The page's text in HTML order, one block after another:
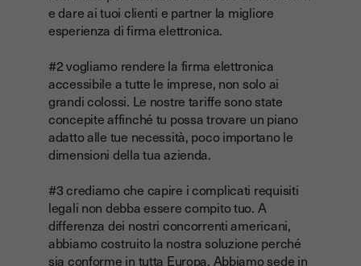
e dare ai tuoi clienti e partner la migliore
esperienza di firma elettronica.
#2 vogliamo rendere la firma elettronica
accessibile a tutte le imprese, non solo ai
grandi colossi. Le nostre tariffe sono state
concepite affinché tu possa trovare un piano
adatto alle tue necessità, poco importano le
dimensioni della tua azienda.
#3 crediamo che capire i complicati requisiti
legali non debba essere compito tuo. A
differenza dei nostri concorrenti americani,
abbiamo costruito la nostra soluzione perché
sia conforme in tutta Europa. Abbiamo sede in